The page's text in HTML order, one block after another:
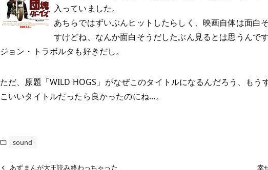
入っていました。
あちらではずいぶんヒットしたらしく、映画自体は面白
すけどね、なんか面白そうだしたぶん見るとは思うんです
ジョン・トラボルタも好きだし。
ただ、原題「WILD HOGS」がなぜこのタイトルになるんだろう、もう
こいいタイトルだったら良かったのにね…。
sound
あずまんが大王読み終わっちゃった 幸